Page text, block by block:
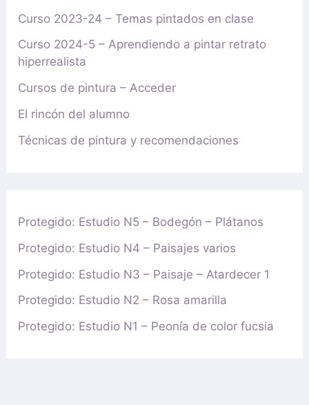
Curso 2023-24 – Temas pintados en clase
Curso 2024-5 – Aprendiendo a pintar retrato
hiperrealista
Cursos de pintura – Acceder
El rincón del alumno
Técnicas de pintura y recomendaciones
Protegido: Estudio N5 – Bodegón – Plátanos
Protegido: Estudio N4 – Paisajes varios
Protegido: Estudio N3 – Paisaje – Atardecer 1
Protegido: Estudio N2 – Rosa amarilla
Protegido: Estudio N1 – Peonía de color fucsia